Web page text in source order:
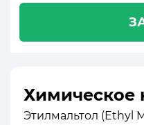
Химическое
Этилмальтол (Ethyl